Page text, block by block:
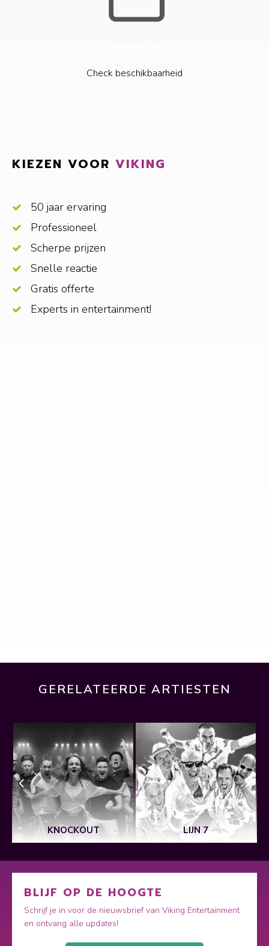
Check beschikbaarheid
KIEZEN VOOR VIKING
50 jaar ervaring
Professioneel
Scherpe prijzen
Snelle reactie
Gratis offerte
Experts in entertainment!
GERELATEERDE ARTIESTEN
KNOCKOUT LIJN 7
BLIJF OP DE HOOGTE
Schrijf je in voor de nieuwsbrief van Viking Entertainment
en ontvang alle updates!